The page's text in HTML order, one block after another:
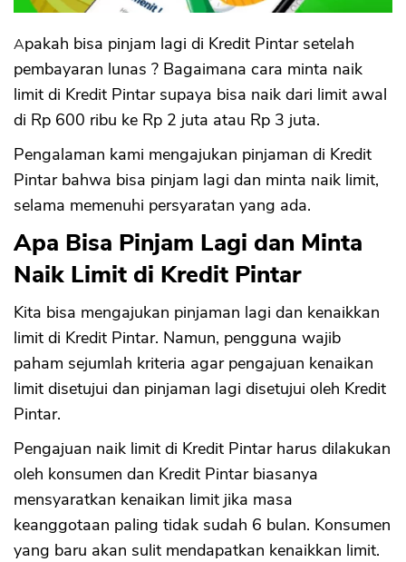
Apakah bisa pinjam lagi di Kredit Pintar setelah
pembayaran lunas ? Bagaimana cara minta naik
limit di Kredit Pintar supaya bisa naik dari limit awal
di Rp 600 ribu ke Rp 2 juta atau Rp 3 juta.
Pengalaman kami mengajukan pinjaman di Kredit
Pintar bahwa bisa pinjam lagi dan minta naik limit,
selama memenuhi persyaratan yang ada.
Apa Bisa Pinjam Lagi dan Minta
Naik Limit di Kredit Pintar
Kita bisa mengajukan pinjaman lagi dan kenaikkan
limit di Kredit Pintar. Namun, pengguna wajib
paham sejumlah kriteria agar pengajuan kenaikan
limit disetujui dan pinjaman lagi disetujui oleh Kredit
Pintar.
Pengajuan naik limit di Kredit Pintar harus dilakukan
oleh konsumen dan Kredit Pintar biasanya
mensyaratkan kenaikan limit jika masa
keanggotaan paling tidak sudah 6 bulan. Konsumen
yang baru akan sulit mendapatkan kenaikkan limit.